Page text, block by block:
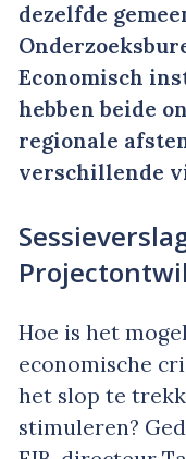
dezelfde
Economisch
hebben beide
regionale
verschillende
Hoe is het
economische
het slop te
stimuleren?